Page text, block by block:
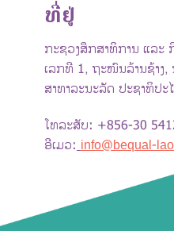
ທີ່ຢູ່
ກະຊວງສຶກສາທິການ ແລະ
ເລກທີ 1, ຖະໜົນລ້ານຊ້າງ,
ສາທາລະນະລັດ ປະຊາທິປະ
ໂທລະສັບ: +856-30
ອີເມວ: info@bequal-